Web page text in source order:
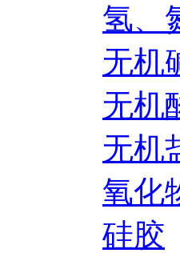
氢、
无机
无机
无机
氧化
硅胶